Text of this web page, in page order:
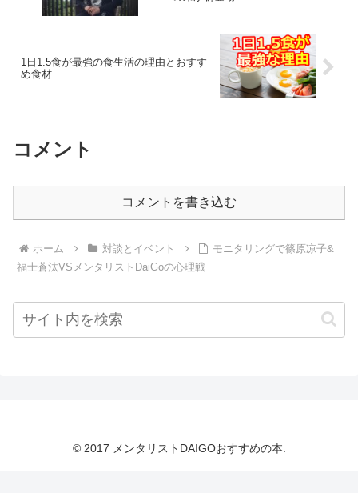
1日1.5食が最強の食生活の理由とおすす
め食材
コメント
コメントを書き込む
ホーム 対談とイベント
モニタリングで篠原凉子&
福士蒼汰VSメンタリストDaiGoの心理戦
© 2017 メンタリストDAIGOおすすめの本.